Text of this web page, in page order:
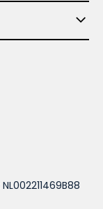
NL002211469B88